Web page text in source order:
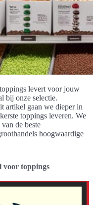
levert voor jouw
bij onze selectie.
artikel gaan we dieper in
toppings leveren. We
de beste
hoogwaardige
voor toppings